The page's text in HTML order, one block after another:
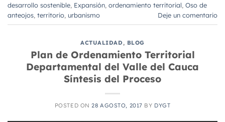
desarrollo sostenible, Expansión, ordenamiento territorial, Oso de
anteojos, territorio, urbanismo Deje un comentario
ACTUALIDAD, BLOG
Plan de Ordenamiento Territorial
Departamental del Valle del Cauca
Síntesis del Proceso
POSTED ON28 AGOSTO, 2017 BY DYGT